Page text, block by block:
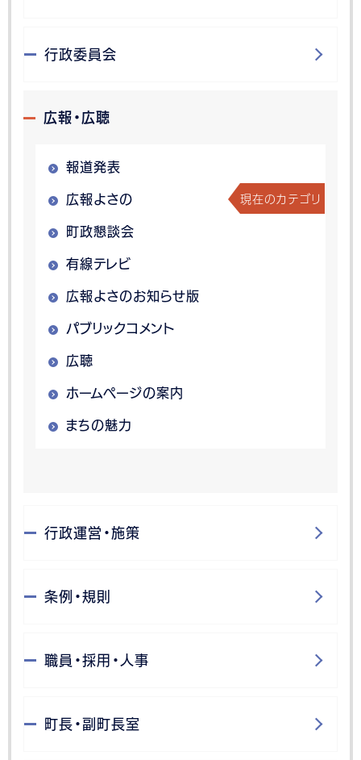
行政委員会
広報・広聴
報道発表
広報よさの 現在のカテゴリ
町政懇談会
有線テレビ
広報よさのお知らせ版
パブリックコメント
広聴
ホームページの案内
まちの魅力
行政運営・施策
条例・規則
職員・採用・人事
町長・副町長室